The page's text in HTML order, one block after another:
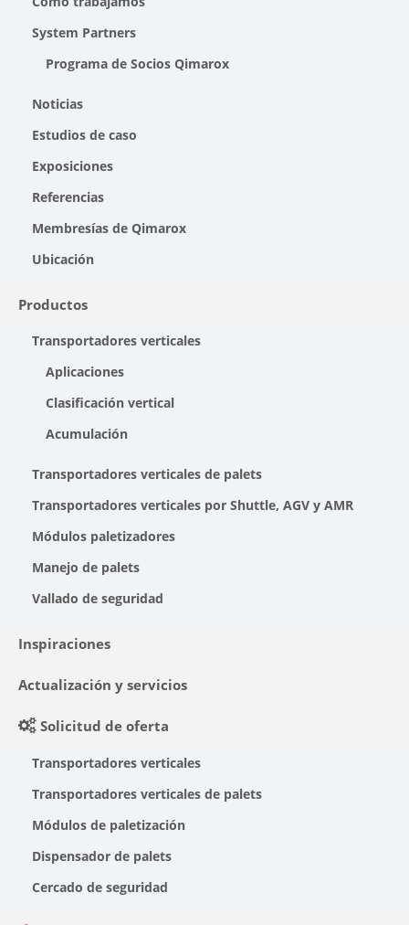
System Partners
Programa de Socios Qimarox
Noticias
Estudios de caso
Exposiciones
Referencias
Membresías de Qimarox
Ubicación
Productos
Transportadores verticales
Aplicaciones
Clasificación vertical
Acumulación
Transportadores verticales de palets
Transportadores verticales por Shuttle, AGV y AMR
Módulos paletizadores
Manejo de palets
Vallado de seguridad
Inspiraciones
Actualización y servicios
Solicitud de oferta
Transportadores verticales
Transportadores verticales de palets
Módulos de paletización
Dispensador de palets
Cercado de seguridad